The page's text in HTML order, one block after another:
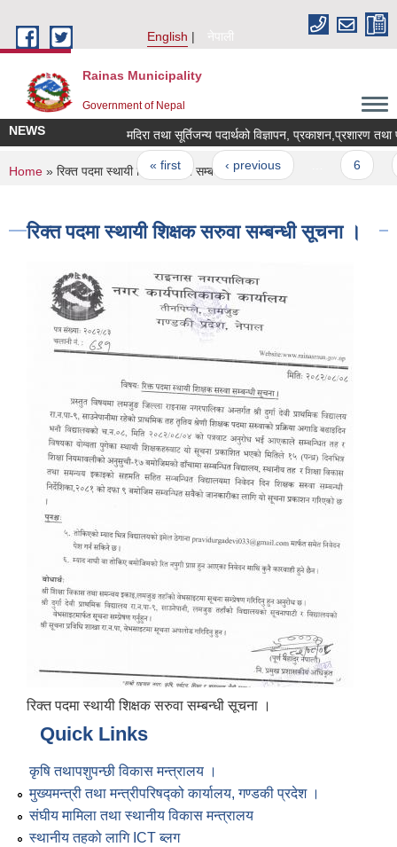
English
नेपाली
Rainas Municipality
Government of Nepal
NEWS मदिरा तथा सूर्तिजन्य पदार्थको विज्ञापन, प्रकाशन,प्रशारण
Pages
« first ‹ previous
You are here
Home » रिक्त पदमा स्थायी शिक्षक सरुवा सम्बन्धी सूचना ।
रिक्त पदमा स्थायी शिक्षक सरुवा सम्बन्धी सूचना ।
रिक्त पदमा स्थायी शिक्षक सरुवा सम्बन्धी सूचना ।
Quick Links
कृषि तथापशुपन्छी विकास मन्त्रालय ।
मुख्यमन्त्री तथा मन्त्रीपरिषद्को कार्यालय, गण्डकी प्रदेश ।
संघीय मामिला तथा स्थानीय विकास मन्त्रालय
स्थानीय तहको लागि ICT ब्लग